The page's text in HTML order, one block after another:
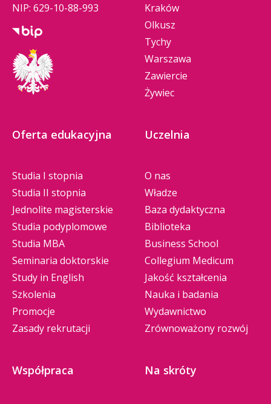
NIP: 629-10-88-993
Kraków
Olkusz
Tychy
Warszawa
Zawiercie
Żywiec
Oferta edukacyjna
Studia I stopnia
Studia II stopnia
Jednolite magisterskie
Studia podyplomowe
Studia MBA
Seminaria doktorskie
Study in English
Szkolenia
Promocje
Zasady rekrutacji
Uczelnia
O nas
Władze
Baza dydaktyczna
Biblioteka
Business School
Collegium Medicum
Jakość kształcenia
Nauka i badania
Wydawnictwo
Zrównoważony rozwój
Współpraca Na skróty